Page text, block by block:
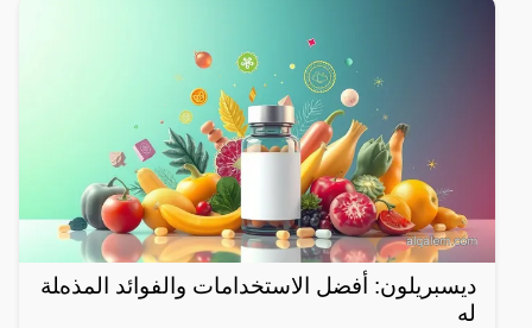
ديسبريلون: أفضل الاستخدامات والفوائد المذهلة
له